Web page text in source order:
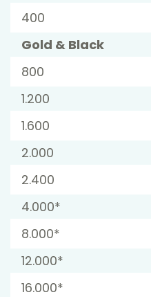
400
Gold & Black
800
1.200
1.600
2.000
2.400
4.000*
8.000*
12.000*
16.000*